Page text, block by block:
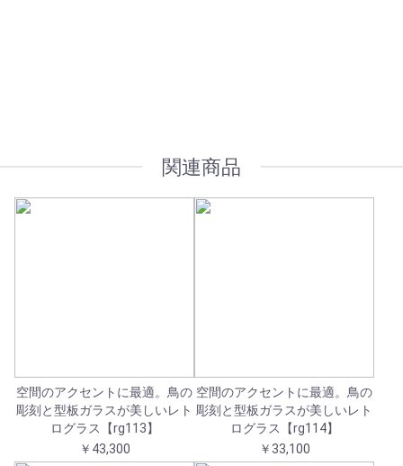
関連商品
空間のアクセントに最適。鳥の
彫刻と型板ガラスが美しいレト
ログラス【rg113】
￥43,300
空間のアクセントに最適。鳥の
彫刻と型板ガラスが美しいレト
ログラス【rg114】
￥33,100